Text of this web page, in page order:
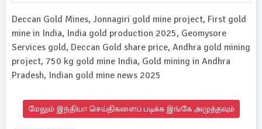
Deccan Gold Mines, Jonnagiri gold mine project, First gold
mine in India, India gold production 2025, Geomysore
Services gold, Deccan Gold share price, Andhra gold mining
project, 750 kg gold mine India, Gold mining in Andhra
Pradesh, Indian gold mine news 2025
மேலும் இந்தியா செய்திகளைப் படிக்க இங்கே அழுத்தவும்